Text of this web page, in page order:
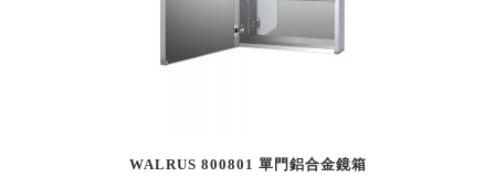
WALRUS 800801 單門鋁合金鏡箱